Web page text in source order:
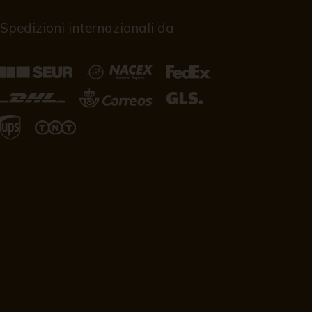
Spedizioni internazionali da